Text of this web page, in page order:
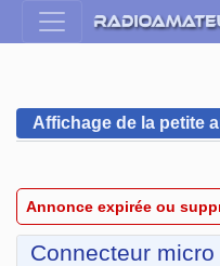
Affichage de la petite
Annonce expirée ou
Connecteur micro